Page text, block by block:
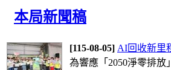
本局新聞稿
[115-08-05] AI回收新里
為響應「2050淨零排